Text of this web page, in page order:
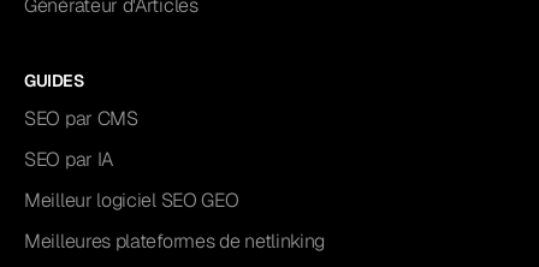
Générateur d'Articles
GUIDES
SEO par CMS
SEO par IA
Meilleur logiciel SEO GEO
Meilleures plateformes de netlinking